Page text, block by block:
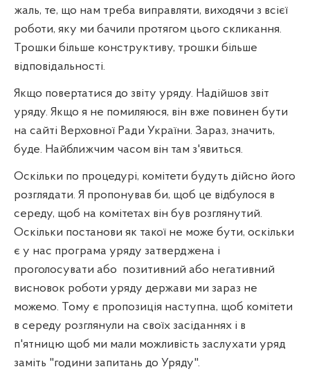
жаль, те, що нам треба виправляти, виходячи з всієї
роботи, яку ми бачили протягом цього скликання.
Трошки більше конструктиву, трошки більше
відповідальності.
Якщо повертатися до звіту уряду. Надійшов звіт
уряду. Якщо я не помиляюся, він вже повинен бути
на сайті Верховної Ради України. Зараз, значить,
буде. Найближчим часом він там з'явиться.
Оскільки по процедурі, комітети будуть дійсно його
розглядати. Я пропонував би, щоб це відбулося в
середу, щоб на комітетах він був розглянутий.
Оскільки постанови як такої не може бути, оскільки
є у нас програма уряду затверджена і
проголосувати або позитивний або негативний
висновок роботи уряду держави ми зараз не
можемо. Тому є пропозиція наступна, щоб комітети
в середу розглянули на своїх засіданнях і в
п'ятницю щоб ми мали можливість заслухати уряд
заміть "години запитань до Уряду".